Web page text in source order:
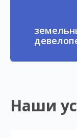
Наши